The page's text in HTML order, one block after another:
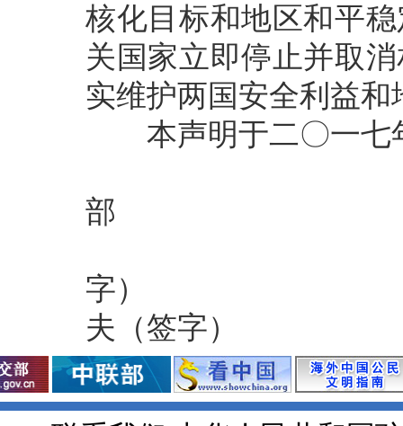
核化目标和地区和平
关国家立即停止并取
实维护两国安全利益
本声明于二〇一七
部 俄罗
字
夫（签字）